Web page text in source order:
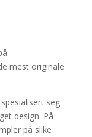
mest originale
seg
design. På
på slike